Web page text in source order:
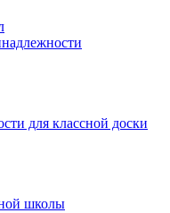
для классной доски
школы